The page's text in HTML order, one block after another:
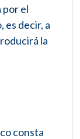
por el
es decir, a
la
consta